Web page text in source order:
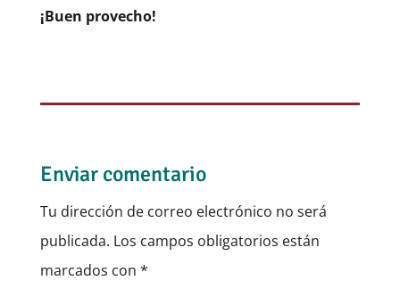
¡Buen provecho!
Enviar comentario
Tu dirección de correo electrónico no será
publicada. Los campos obligatorios están
marcados con *